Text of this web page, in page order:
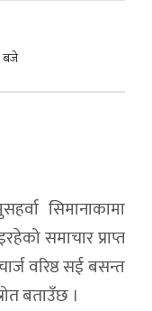
बजे
सिमानाकामा
समाचार प्राप्त
वरिष्ठ सई बसन्त
बताउँछ ।